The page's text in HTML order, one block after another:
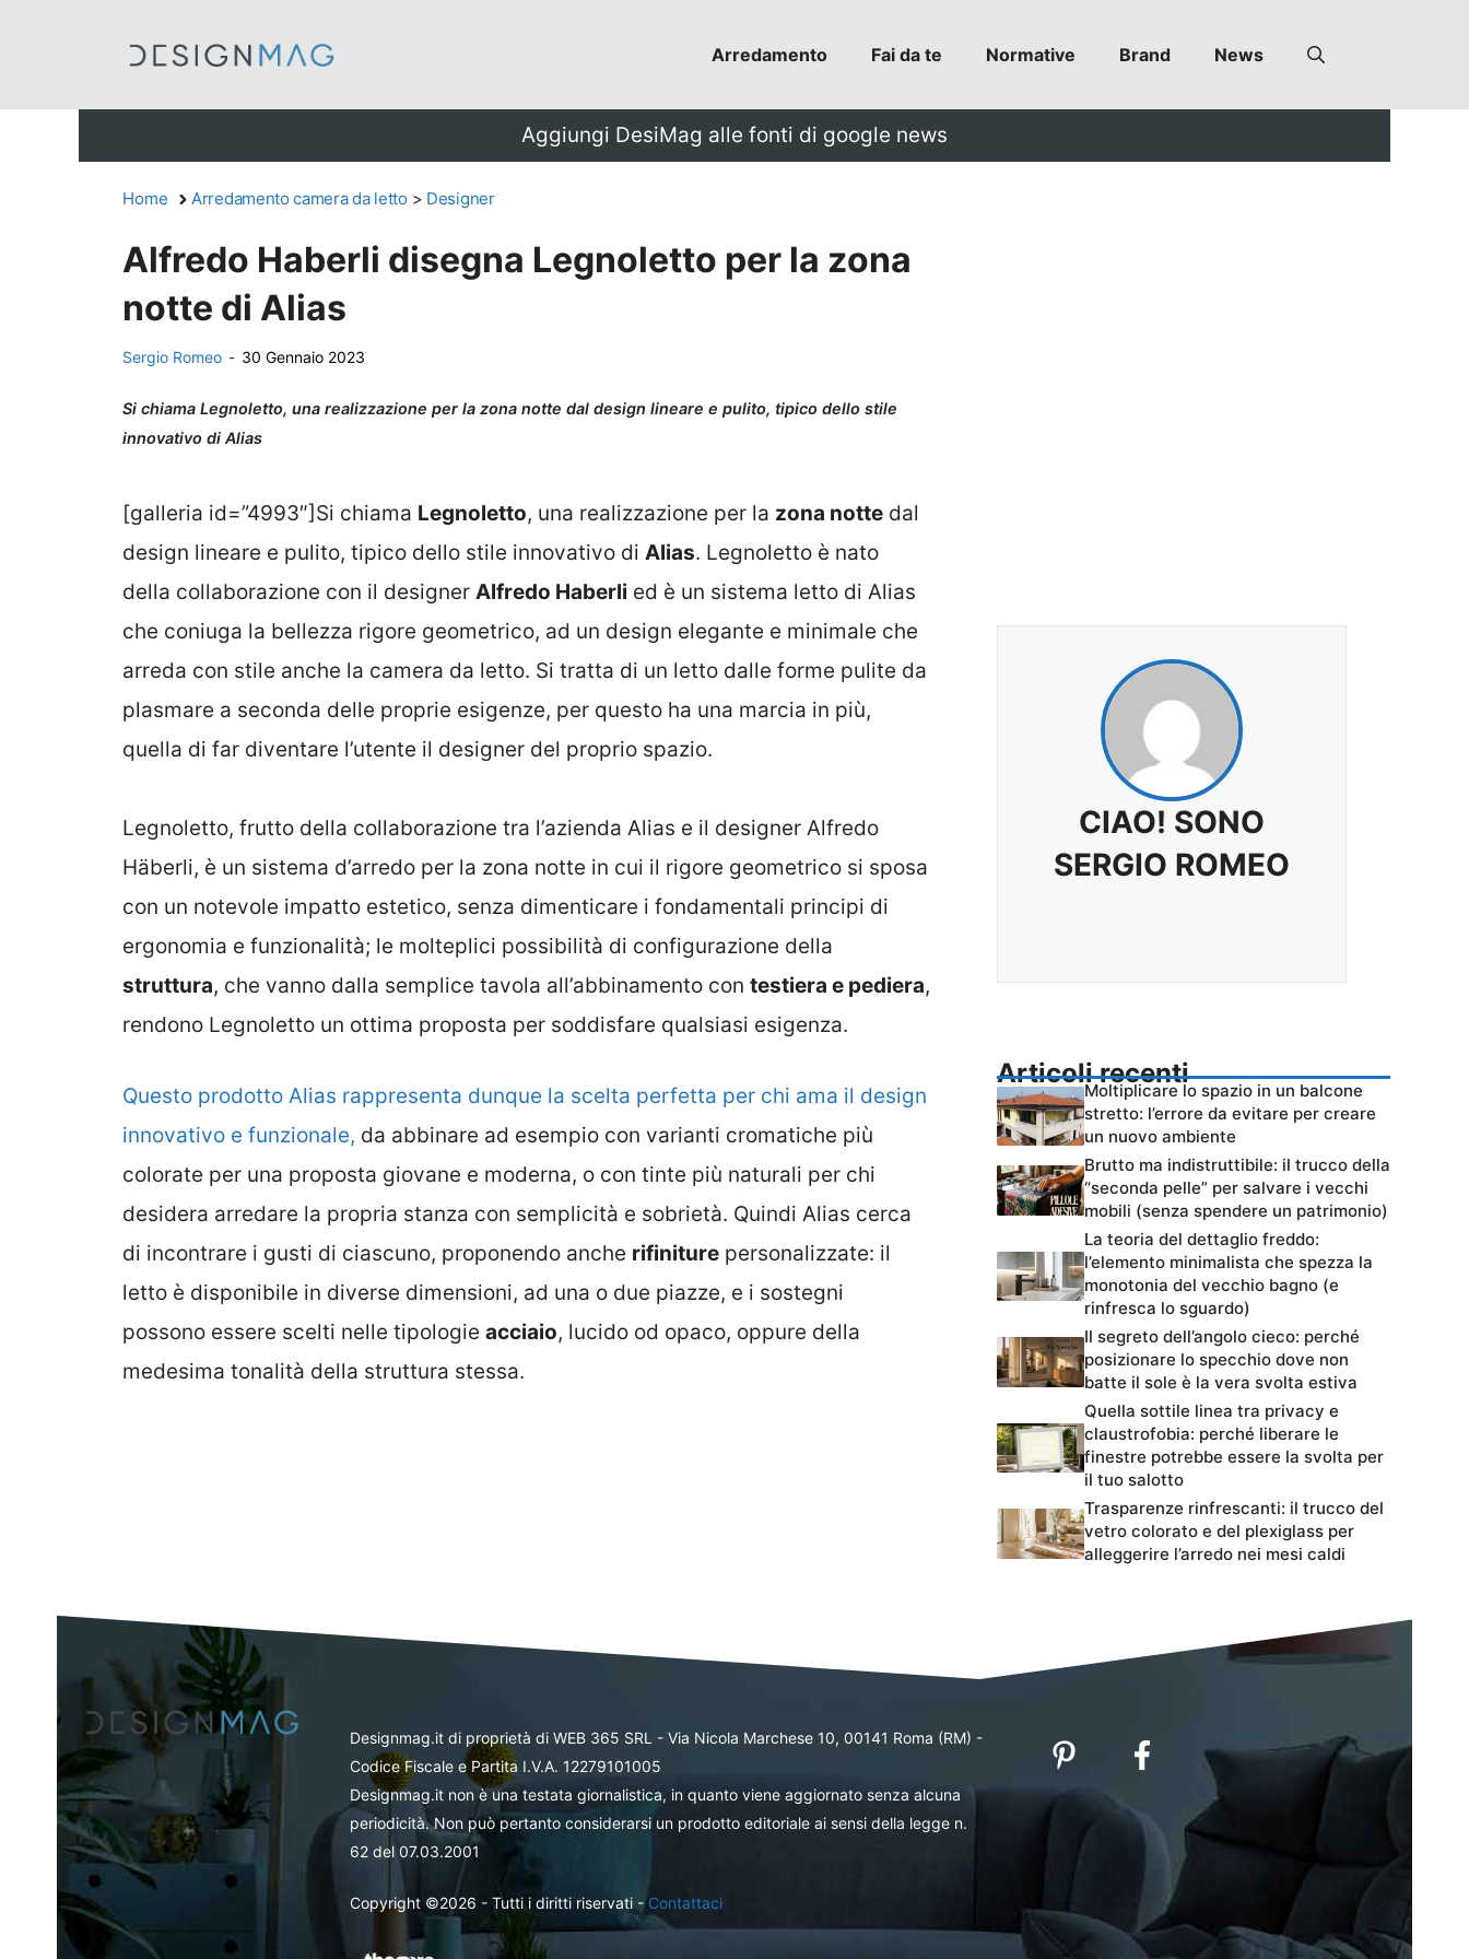
Arredamento Fai da te Normative Brand News
Aggiungi DesiMag alle fonti di google news
Home Arredamento camera da letto > Designer
Alfredo Haberli disegna Legnoletto per la zona
notte di Alias
Sergio Romeo - 30 Gennaio 2023
Si chiama Legnoletto, una realizzazione per la zona notte dal design lineare e pulito, tipico dello stile
innovativo di Alias
[galleria id=”4993″]Si chiama Legnoletto, una realizzazione per la zona notte dal
design lineare e pulito, tipico dello stile innovativo di Alias. Legnoletto è nato
della collaborazione con il designer Alfredo Haberli ed è un sistema letto di Alias
che coniuga la bellezza rigore geometrico, ad un design elegante e minimale che
arreda con stile anche la camera da letto. Si tratta di un letto dalle forme pulite da
plasmare a seconda delle proprie esigenze, per questo ha una marcia in più,
quella di far diventare l’utente il designer del proprio spazio.
Legnoletto, frutto della collaborazione tra l’azienda Alias e il designer Alfredo
Häberli, è un sistema d’arredo per la zona notte in cui il rigore geometrico si sposa
con un notevole impatto estetico, senza dimenticare i fondamentali principi di
ergonomia e funzionalità; le molteplici possibilità di configurazione della
struttura, che vanno dalla semplice tavola all’abbinamento con testiera e pediera,
rendono Legnoletto un ottima proposta per soddisfare qualsiasi esigenza.
Questo prodotto Alias rappresenta dunque la scelta perfetta per chi ama il design
innovativo e funzionale, da abbinare ad esempio con varianti cromatiche più
colorate per una proposta giovane e moderna, o con tinte più naturali per chi
desidera arredare la propria stanza con semplicità e sobrietà. Quindi Alias cerca
di incontrare i gusti di ciascuno, proponendo anche rifiniture personalizzate: il
letto è disponibile in diverse dimensioni, ad una o due piazze, e i sostegni
possono essere scelti nelle tipologie acciaio, lucido od opaco, oppure della
medesima tonalità della struttura stessa.
CIAO! SONO
SERGIO ROMEO
Articoli recenti
Moltiplicare lo spazio in un balcone
stretto: l’errore da evitare per creare
un nuovo ambiente
Brutto ma indistruttibile: il trucco della
“seconda pelle” per salvare i vecchi
mobili (senza spendere un patrimonio)
La teoria del dettaglio freddo:
l’elemento minimalista che spezza la
monotonia del vecchio bagno (e
rinfresca lo sguardo)
Il segreto dell’angolo cieco: perché
posizionare lo specchio dove non
batte il sole è la vera svolta estiva
Quella sottile linea tra privacy e
claustrofobia: perché liberare le
finestre potrebbe essere la svolta per
il tuo salotto
Trasparenze rinfrescanti: il trucco del
vetro colorato e del plexiglass per
alleggerire l’arredo nei mesi caldi
Designmag.it di proprietà di WEB 365 SRL - Via Nicola Marchese 10, 00141 Roma (RM) -
Codice Fiscale e Partita I.V.A. 12279101005
Designmag.it non è una testata giornalistica, in quanto viene aggiornato senza alcuna
periodicità. Non può pertanto considerarsi un prodotto editoriale ai sensi della legge n.
62 del 07.03.2001
Copyright ©2026 - Tutti i diritti riservati -Contattaci